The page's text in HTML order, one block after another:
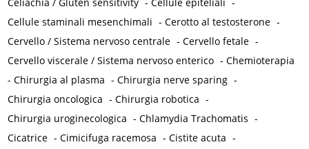
Celiachia / Gluten sensitivity -Cellule epiteliali -
Cellule staminali mesenchimali -Cerotto al testosterone -
Cervello / Sistema nervoso centrale -Cervello fetale -
Cervello viscerale / Sistema nervoso enterico -Chemioterapia
-Chirurgia al plasma -Chirurgia nerve sparing -
Chirurgia oncologica -Chirurgia robotica -
Chirurgia uroginecologica -Chlamydia Trachomatis -
Cicatrice -Cimicifuga racemosa -Cistite acuta -